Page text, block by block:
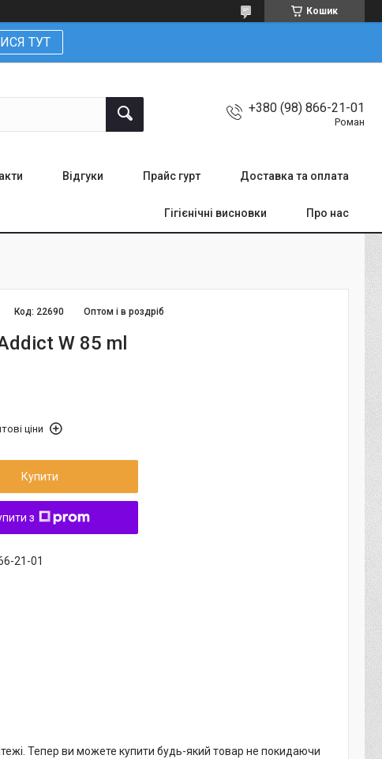
Кошик
ТУТ
+380 (98) 866-21-01
Роман
Відгуки Прайс гурт Доставка та оплата
Гігієнічні висновки Про нас
Оптом і в роздріб
Код: 22690
W 85 ml
ціни
Купити
з
21-01
Тепер ви можете купити будь-який товар не покидаючи